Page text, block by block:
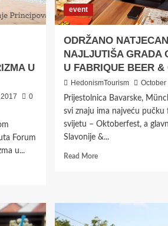
U
0
Forum
u...
event
ODRŽANO
NAJLJUTIŠA GRADA
U FABRIQUE BEER &
HedonismTourism October
Prijestolnica Bavarske,
svi znaju ima najveću pučku
svijetu – Oktoberfest, a
Slavonije &...
Read MoreRead
NAJLJUTIŠA